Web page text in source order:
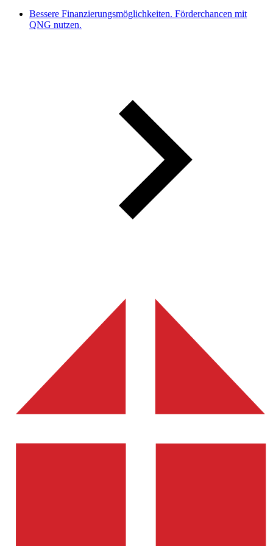
Bessere Finanzierungsmöglichkeiten. Förderchancen mit
QNG nutzen.